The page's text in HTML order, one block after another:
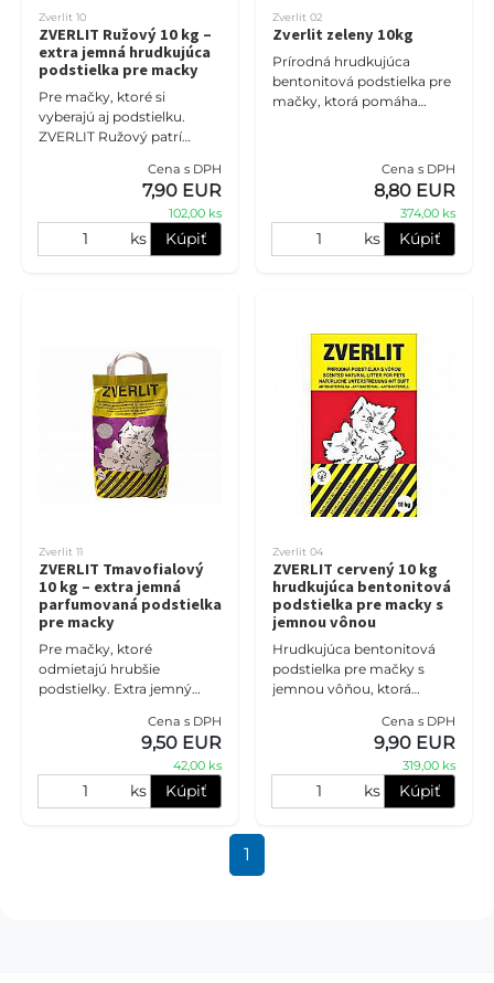
Zverlit 10
ZVERLIT Ružový 10 kg –
extra jemná hrudkujúca
podstielka pre macky
Pre mačky, ktoré si
vyberajú aj podstielku.
ZVERLIT Ružový patrí
podstielky v ponuke
ZVERLIT a je vhodný pre
Cena s DPH
7,90 EUR
102,00 ks
ks Kúpiť
Zverlit 02
Zverlit zeleny 10kg
Prírodná hrudkujúca
bentonitová podstielka pre
mačky, ktorá pomáha
Cena s DPH
8,80 EUR
374,00 ks
ks Kúpiť
Zverlit 11
ZVERLIT Tmavofialový
10 kg – extra jemná
parfumovaná podstielka
pre macky
Pre mačky, ktoré
odmietajú hrubšie
podstielky. Extra jemný
ponúka komfortný povrch
pre citlivé labky, spoľahlivé
Cena s DPH
9,50 EUR
42,00 ks
ks Kúpiť
Zverlit 04
ZVERLIT cervený 10 kg
hrudkujúca bentonitová
podstielka pre macky s
jemnou vônou
Hrudkujúca bentonitová
podstielka pre mačky s
jemnou vôňou, ktorá
toaletu sviežejšiu a
jednoduchšiu na údržbu.
Cena s DPH
9,90 EUR
319,00 ks
ks Kúpiť
1